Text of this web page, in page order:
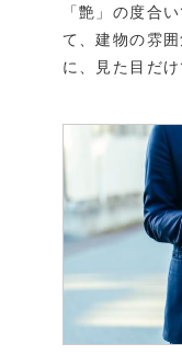
「艶」の度合
て、建物の雰
に、見た目だ